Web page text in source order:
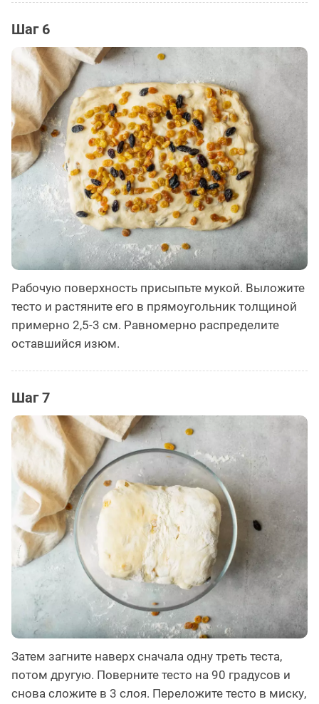
Шаг 6
Рабочую поверхность присыпьте мукой. Выложите
тесто и растяните его в прямоугольник толщиной
примерно 2,5-3 см. Равномерно распределите
оставшийся изюм.
Шаг 7
Затем загните наверх сначала одну треть теста,
потом другую. Поверните тесто на 90 градусов и
снова сложите в 3 слоя. Переложите тесто в миску,